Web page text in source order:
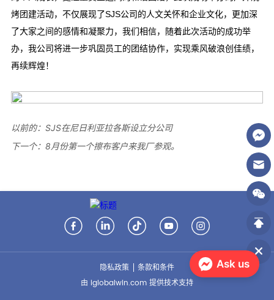
以前的：SJS在尼日利亚拉各斯设立分公司
下一个：8月份第一个擦布客户来我厂参观。
隐私政策
条款和条件
由 iglobalwin.com 提供技术支持
Ask us